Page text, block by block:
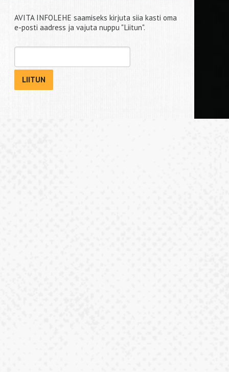
AVITA INFOLEHE saamiseks kirjuta siia kasti oma
e-posti aadress ja vajuta nuppu "Liitun".
LIITUN